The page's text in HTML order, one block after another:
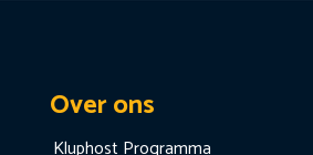
Over ons